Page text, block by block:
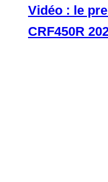
Vidéo : le
CRF450R